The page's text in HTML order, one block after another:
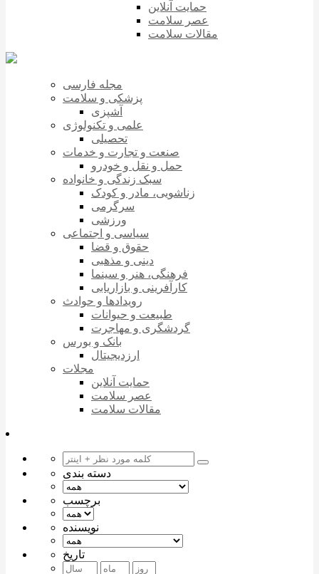
حمایت آنلاین
عصر سلامت
مقالات سلامت
مجله فارسی
پزشکی و سلامت
آشپزی
علمی و تکنولوژی
تحصیلی
صنعت و تجارت و خدمات
حمل و نقل و خودرو
سبک زندگی و خانواده
زناشویی، مادر و کودک
سرگرمی
ورزشی
سیاسی و اجتماعی
حقوق و قضا
دینی و مذهبی
فرهنگی، هنر و سینما
کارآفرینی و بازاریابی
رویدادها و حوادث
طبیعت و حیوانات
گردشگری و مهاجرت
بانک و بورس
ارزدیجیتال
مجلات
حمایت آنلاین
عصر سلامت
مقالات سلامت
دسته بندی
برچسب
نویسنده
تاریخ